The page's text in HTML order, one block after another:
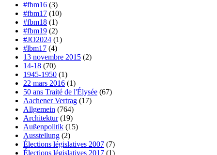
#fbm16 (3)
#fbm17 (10)
#fbm18 (1)
#fbm19 (2)
#JO2024 (1)
#lbm17 (4)
13 novembre 2015 (2)
14-18 (70)
1945-1950 (1)
22 mars 2016 (1)
50 ans Traité de l'Élysée (67)
Aachener Vertrag (17)
Allgemein (764)
Architektur(19)
Außenpolitik (15)
Ausstellung (2)
Élections législatives 2007 (7)
Élections législatives 2017 (1)